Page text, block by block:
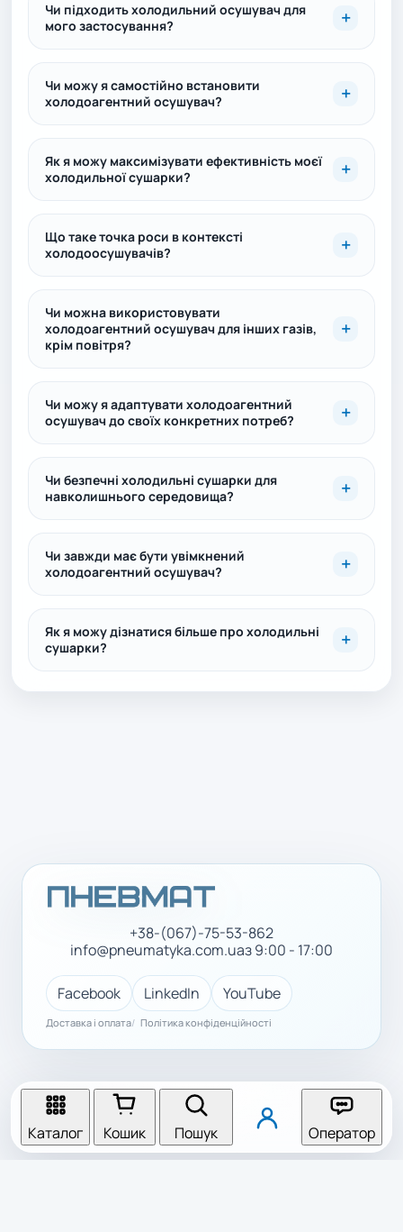
Чи підходить холодильний осушувач для
мого застосування?
Чи можу я самостійно встановити
холодоагентний осушувач?
Як я можу максимізувати ефективність моєї
холодильної сушарки?
Що таке точка роси в контексті
холодоосушувачів?
Чи можна використовувати
холодоагентний осушувач для інших газів,
крім повітря?
Чи можу я адаптувати холодоагентний
осушувач до своїх конкретних потреб?
Чи безпечні холодильні сушарки для
навколишнього середовища?
Чи завжди має бути увімкнений
холодоагентний осушувач?
Як я можу дізнатися більше про холодильні
сушарки?
+38-(067)-75-53-862
info@pneumatyka.com.uaз 9:00 - 17:00
Facebook LinkedIn YouTube
Доставка і оплата Політика конфіденційності
Каталог Кошик Пошук Оператор